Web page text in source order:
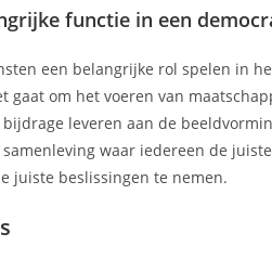
functie in een
een belangrijke rol spelen in
gaat om het voeren van
leveren aan de
waar iedereen de
juiste beslissingen te nemen.